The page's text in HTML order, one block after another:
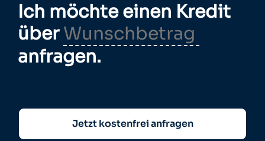
Ich möchte einen Kredit
über
anfragen.
Jetzt kostenfrei anfragen